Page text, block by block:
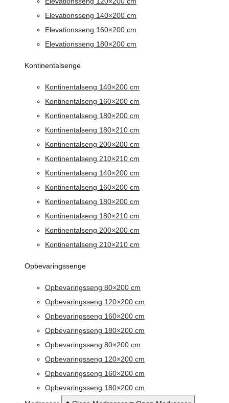
Elevationsseng 140×200 cm
Elevationsseng 160×200 cm
Elevationsseng 180×200 cm
Kontinentalsenge
Kontinentalseng 140×200 cm
Kontinentalseng 160×200 cm
Kontinentalseng 180×200 cm
Kontinentalseng 180×210 cm
Kontinentalseng 200×200 cm
Kontinentalseng 210×210 cm
Kontinentalseng 140×200 cm
Kontinentalseng 160×200 cm
Kontinentalseng 180×200 cm
Kontinentalseng 180×210 cm
Kontinentalseng 200×200 cm
Kontinentalseng 210×210 cm
Opbevaringssenge
Opbevaringsseng 80×200 cm
Opbevaringsseng 120×200 cm
Opbevaringsseng 160×200 cm
Opbevaringsseng 180×200 cm
Opbevaringsseng 80×200 cm
Opbevaringsseng 120×200 cm
Opbevaringsseng 160×200 cm
Opbevaringsseng 180×200 cm